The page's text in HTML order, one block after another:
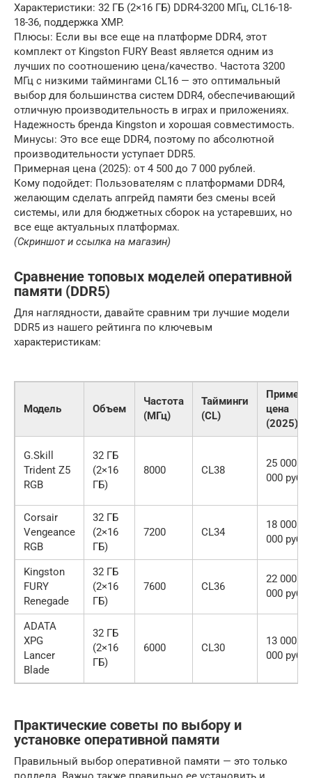
Характеристики: 32 ГБ (2×16 ГБ) DDR4-3200 МГц, CL16-18-
18-36, поддержка XMP.
Плюсы: Если вы все еще на платформе DDR4, этот
комплект от Kingston FURY Beast является одним из
лучших по соотношению цена/качество. Частота 3200
МГц с низкими таймингами CL16 — это оптимальный
выбор для большинства систем DDR4, обеспечивающий
отличную производительность в играх и приложениях.
Надежность бренда Kingston и хорошая совместимость.
Минусы: Это все еще DDR4, поэтому по абсолютной
производительности уступает DDR5.
Примерная цена (2025): от 4 500 до 7 000 рублей.
Кому подойдет: Пользователям с платформами DDR4,
желающим сделать апгрейд памяти без смены всей
системы, или для бюджетных сборок на устаревших, но
все еще актуальных платформах.
(Скриншот и ссылка на магазин)
Сравнение топовых моделей оперативной
памяти (DDR5)
Для наглядности, давайте сравним три лучшие модели
DDR5 из нашего рейтинга по ключевым
характеристикам:
Модель Объем
Частота
(МГц)
Тайминги
(CL)
цена
(2025)
G.Skill
Trident Z5
RGB
32 ГБ
(2×16
ГБ)
8000 CL38
25 000 ⏤
000 руб.
Corsair
Vengeance
RGB
32 ГБ
(2×16
ГБ)
7200 CL34
18 000 ⏤
000 руб.
Kingston
FURY
Renegade
32 ГБ
(2×16
ГБ)
7600 CL36
22 000 ⏤
000 руб.
ADATA
XPG
Lancer
Blade
32 ГБ
(2×16
ГБ)
6000 CL30
13 000 ⏤
000 руб.
Практические советы по выбору и
установке оперативной памяти
Правильный выбор оперативной памяти — это только